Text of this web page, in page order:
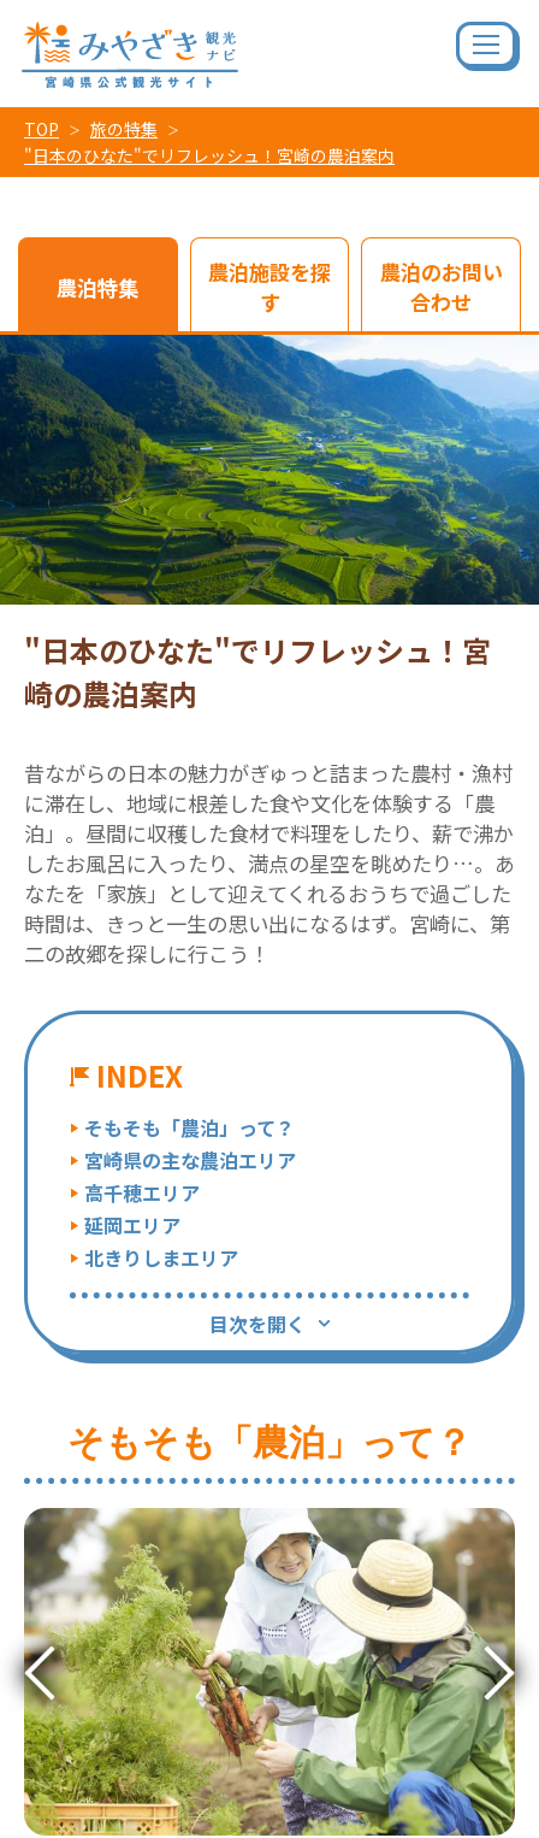
TOP
旅の特集
"日本のひなた"でリフレッシュ！宮崎の農泊案内
農泊特集
農泊施設を探
す
農泊のお問い
合わせ
"日本のひなた"でリフレッシュ！宮
崎の農泊案内
昔ながらの日本の魅力がぎゅっと詰まった農村・漁村
に滞在し、地域に根差した食や文化を体験する「農
泊」。昼間に収穫した食材で料理をしたり、薪で沸か
したお風呂に入ったり、満点の星空を眺めたり…。あ
なたを「家族」として迎えてくれるおうちで過ごした
時間は、きっと一生の思い出になるはず。宮崎に、第
二の故郷を探しに行こう！
目次を開く
INDEX
そもそも「農泊」って？
宮崎県の主な農泊エリア
高千穂エリア
延岡エリア
北きりしまエリア
そもそも「農泊」って？